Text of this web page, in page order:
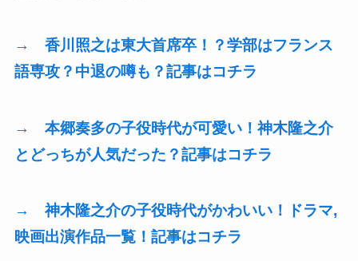
→ 香川照之は東大首席卒！？学部はフランス
語専攻？中退の噂も？記事はコチラ
→ 本郷奏多の子役時代が可愛い！神木隆之介
とどっちが人気だった？記事はコチラ
→ 神木隆之介の子役時代がかわいい！ドラマ,
映画出演作品一覧！記事はコチラ